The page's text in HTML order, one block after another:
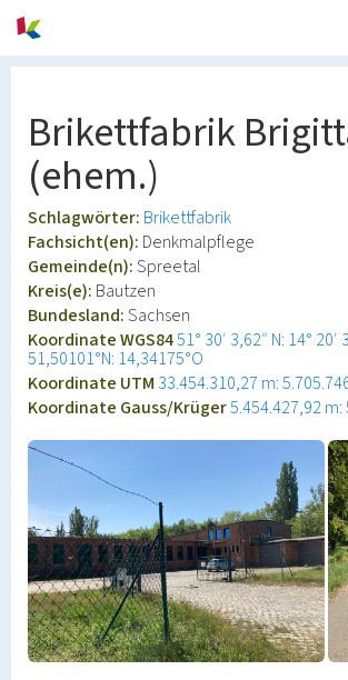
Brikettfabrik
(ehem.)
Schlagwörter: Brikettfabrik
Fachsicht(en): Denkmalpflege
Gemeinde(n):Spreetal
Kreis(e): Bautzen
Bundesland:Sachsen
Koordinate WGS8451° 30′ 3,62″ N: 14° 20′
51,50101°N: 14,34175°O
Koordinate UTM 33.454.310,27 m:
Koordinate Gauss/Krüger5.454.427,92